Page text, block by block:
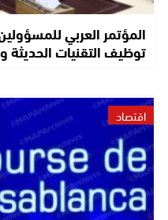
المؤتمر العربي
توظيف التقنيات
اقتصاد